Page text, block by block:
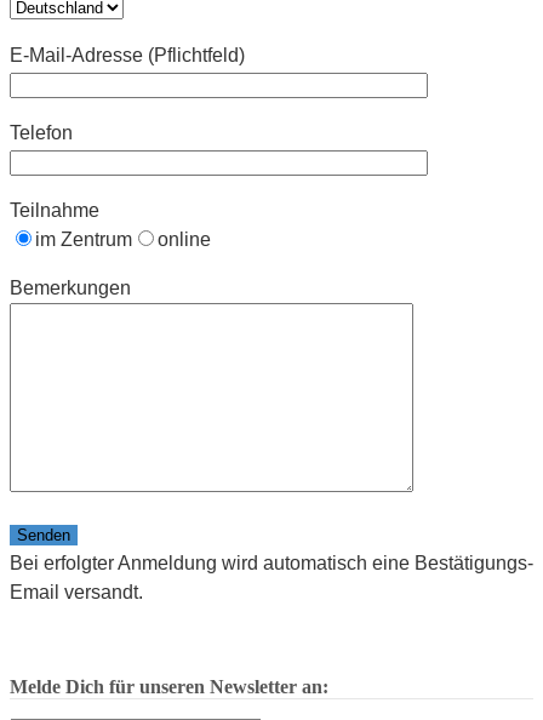
E-Mail-Adresse (Pflichtfeld)
Telefon
Teilnahme
im Zentrum
online
Bemerkungen
Bitte lasse dieses Feld leer.
Bei erfolgter Anmeldung wird automatisch eine Bestätigungs-
Email versandt.
Melde Dich für unseren Newsletter an: